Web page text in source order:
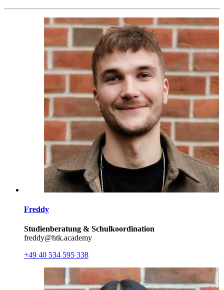
Freddy
Studienberatung & Schulkoordination
freddy@htk.academy
+49 40 534 595 338